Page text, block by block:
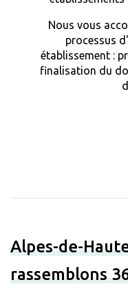
Nous vous
processus
établissement :
finalisation du
Alpes-de-
rassemblons